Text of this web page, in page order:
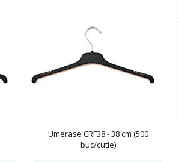
Umerase CRF38 - 38 cm (500
buc/cutie)